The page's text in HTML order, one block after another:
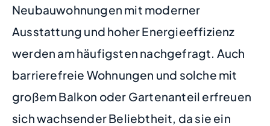
Neubauwohnungen mit moderner
Ausstattung und hoher Energieeffizienz
werden am häufigsten nachgefragt. Auch
barrierefreie Wohnungen und solche mit
großem Balkon oder Gartenanteil erfreuen
sich wachsender Beliebtheit, da sie ein